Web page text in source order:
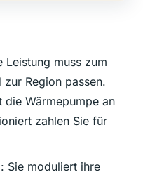
Leistung muss zum
zur Region passen.
die Wärmepumpe an
zahlen Sie für
: Sie moduliert ihre